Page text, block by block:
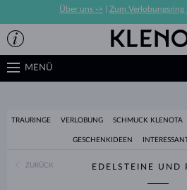
Über uns -> Zum Verlobungsring
MENÜ
TRAURINGE VERLOBUNG SCHMUCK KLENOTA
GESCHENKIDEEN
ZURÜCK EDELSTEINE UND